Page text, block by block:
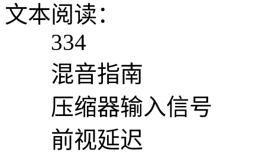
文本阅读：
334
混音指南
压缩器输入信号
前视延迟